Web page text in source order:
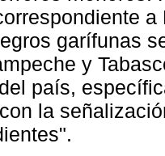
garífunas
y
país,
la